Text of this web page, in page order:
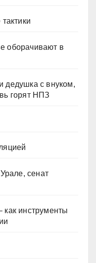
оборачивают в
дедушка с внуком,
горят НПЗ
сенат
как инструменты